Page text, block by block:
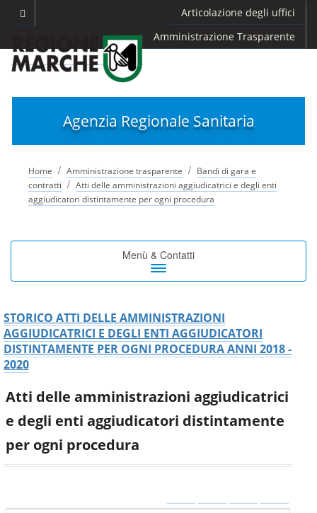
Articolazione degli uffici
Amministrazione Trasparente
Agenzia Regionale Sanitaria
Home / Amministrazione trasparente / Bandi di gara e
contratti / Atti delle amministrazioni aggiudicatrici e degli enti
aggiudicatori distintamente per ogni procedura
Toggle
navigation
Menù & Contatti
STORICO ATTI DELLE AMMINISTRAZIONI
AGGIUDICATRICI E DEGLI ENTI AGGIUDICATORI
DISTINTAMENTE PER OGNI PROCEDURA ANNI 2018 -
2020
Atti delle amministrazioni aggiudicatrici
e degli enti aggiudicatori distintamente
per ogni procedura